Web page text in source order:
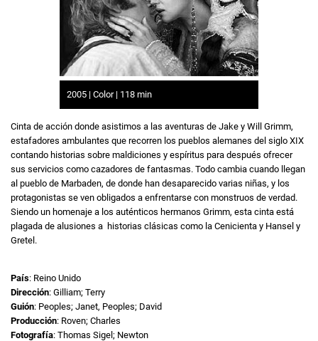
2005 | Color | 118 min
Cinta de acción donde asistimos a las aventuras de Jake y Will Grimm,
estafadores ambulantes que recorren los pueblos alemanes del siglo XIX
contando historias sobre maldiciones y espíritus para después ofrecer
sus servicios como cazadores de fantasmas. Todo cambia cuando llegan
al pueblo de Marbaden, de donde han desaparecido varias niñas, y los
protagonistas se ven obligados a enfrentarse con monstruos de verdad.
Siendo un homenaje a los auténticos hermanos Grimm, esta cinta está
plagada de alusiones a historias clásicas como la Cenicienta y Hansel y
Gretel.
País: Reino Unido
Dirección: Gilliam; Terry
Guión: Peoples; Janet, Peoples; David
Producción: Roven; Charles
Fotografía: Thomas Sigel; Newton